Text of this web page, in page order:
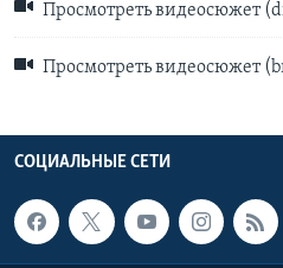
Просмотреть видеосюжет
Просмотреть видеосюжет
СОЦИАЛЬНЫЕ СЕТИ